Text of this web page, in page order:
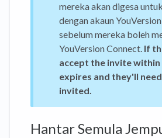
mereka akan digesa
dengan akaun
sebelum mereka boleh
YouVersion Connect. If
accept the invite within
expires and they'll
invited.
Hantar Semula